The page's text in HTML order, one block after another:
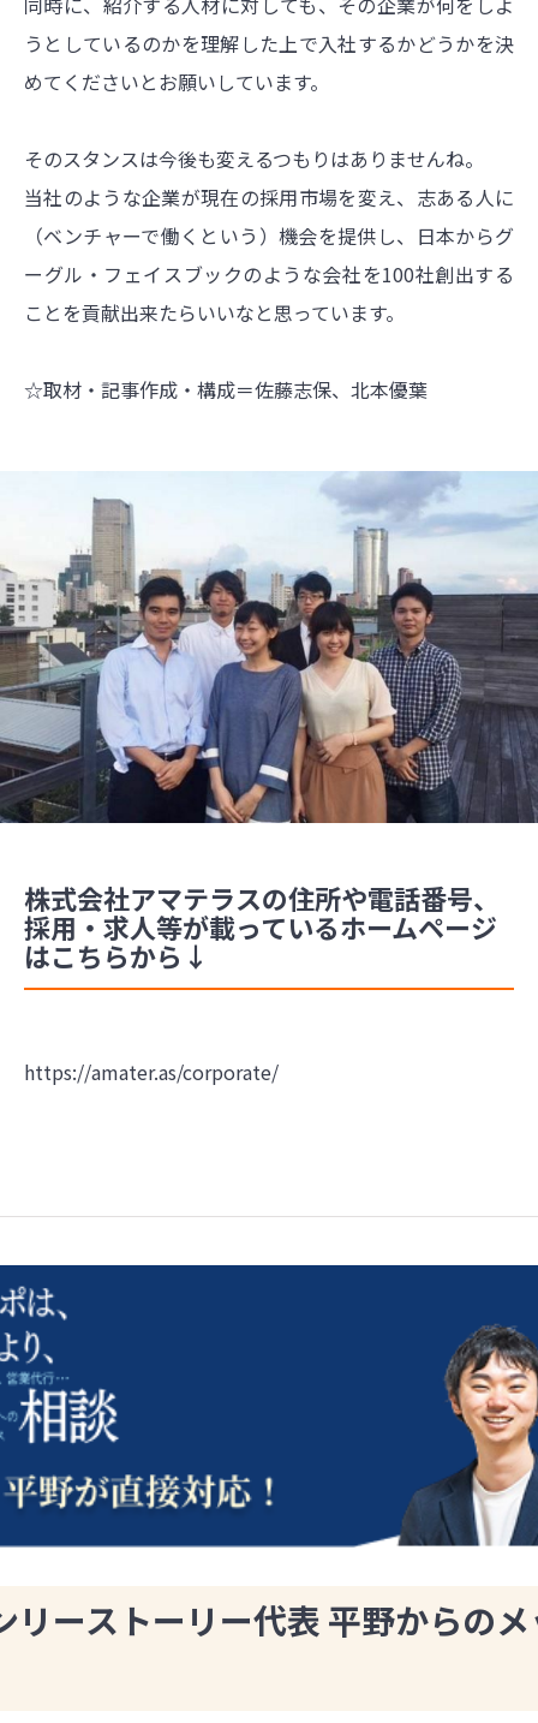
うとしているのかを理解した上で入社するかどうかを決
めてくださいとお願いしています。
そのスタンスは今後も変えるつもりはありませんね。
当社のような企業が現在の採用市場を変え、志ある人に
（ベンチャーで働くという）機会を提供し、日本からグ
ーグル・フェイスブックのような会社を100社創出する
ことを貢献出来たらいいなと思っています。
☆取材・記事作成・構成＝佐藤志保、北本優葉
株式会社アマテラスの住所や電話番号、
採用・求人等が載っているホームページ
はこちらから↓
https://amater.as/corporate/
リーストーリー代表 平野からの